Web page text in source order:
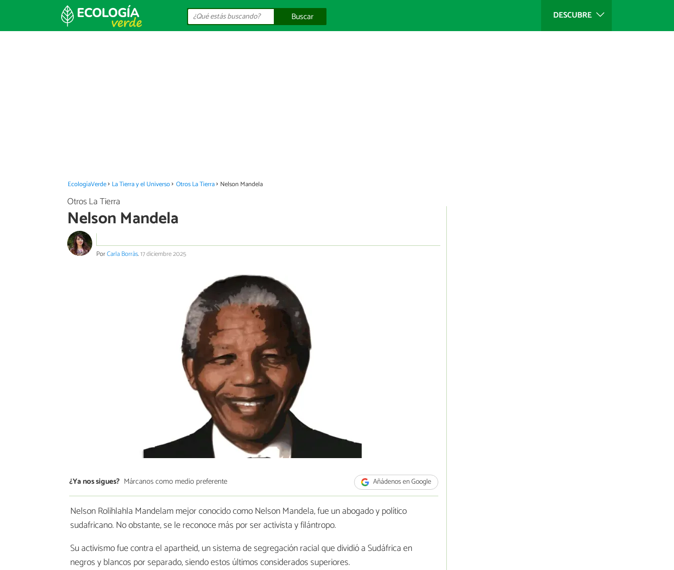
DESCUBRE
Buscar
EcologíaVerde La Tierra y el Universo Otros La Tierra Nelson Mandela
Otros La Tierra
Nelson Mandela
PorCarla Borràs.17 diciembre 2025
¿Ya nos sigues? Márcanos como medio preferente Añádenos en Google
Nelson Rolihlahla Mandelam mejor conocido como Nelson Mandela, fue un abogado y político
sudafricano. No obstante, se le reconoce más por ser activista y filántropo.
Su activismo fue contra el apartheid, un sistema de segregación racial que dividió a Sudáfrica en
negros y blancos por separado, siendo estos últimos considerados superiores.